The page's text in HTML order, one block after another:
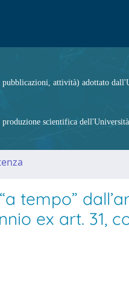
attività) adottato
scientifica
tempo”
ex art. 31,